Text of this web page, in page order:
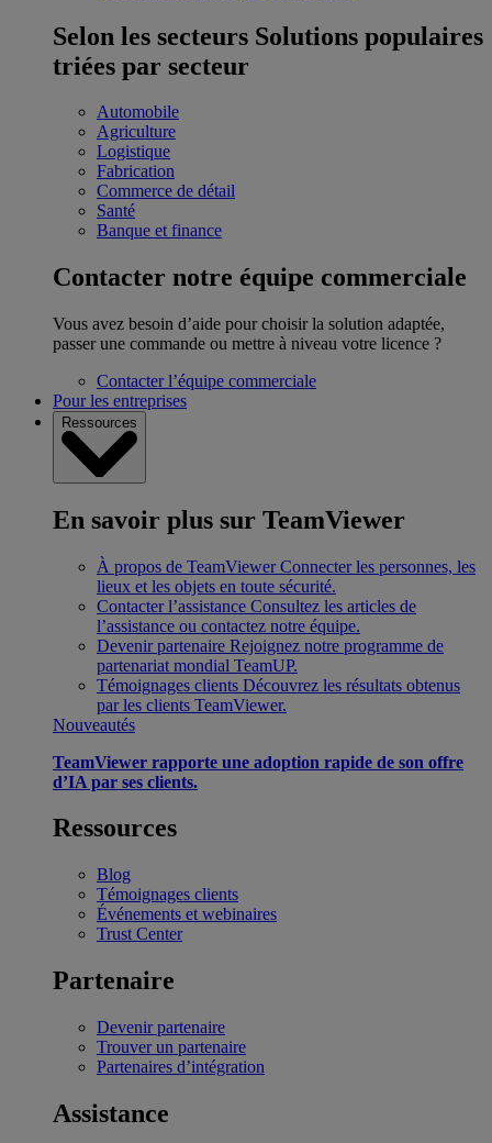
Selon les secteurs Solutions populaires
triées par secteur
Automobile
Agriculture
Logistique
Fabrication
Commerce de détail
Santé
Banque et finance
Contacter notre équipe commerciale
Vous avez besoin d’aide pour choisir la solution adaptée,
passer une commande ou mettre à niveau votre licence ?
Contacter l’équipe commerciale
Pour les entreprises
Ressources
En savoir plus sur TeamViewer
À propos de TeamViewer Connecter les personnes, les
lieux et les objets en toute sécurité.
Contacter l’assistance Consultez les articles de
l’assistance ou contactez notre équipe.
Devenir partenaire Rejoignez notre programme de
partenariat mondial TeamUP.
Témoignages clients Découvrez les résultats obtenus
par les clients TeamViewer.
Nouveautés
TeamViewer rapporte une adoption rapide de son offre
d’IA par ses clients.
Ressources
Blog
Témoignages clients
Événements et webinaires
Trust Center
Partenaire
Devenir partenaire
Trouver un partenaire
Partenaires d’intégration
Assistance